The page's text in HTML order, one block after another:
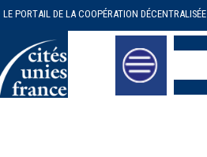
LE PORTAIL DE LA COOPÉRATION DÉCENTRALISÉE